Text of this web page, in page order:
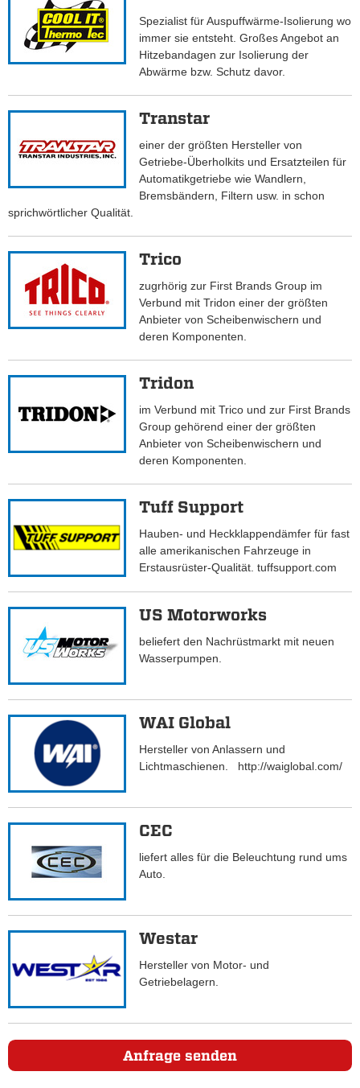
Spezialist für Auspuffwärme-Isolierung wo
immer sie entsteht. Großes Angebot an
Hitzebandagen zur Isolierung der
Abwärme bzw. Schutz davor.
Transtar
einer der größten Hersteller von
Getriebe-Überholkits und Ersatzteilen für
Automatikgetriebe wie Wandlern,
Bremsbändern, Filtern usw. in schon
sprichwörtlicher Qualität.
Trico
zugrhörig zur First Brands Group im
Verbund mit Tridon einer der größten
Anbieter von Scheibenwischern und
deren Komponenten.
Tridon
im Verbund mit Trico und zur First Brands
Group gehörend einer der größten
Anbieter von Scheibenwischern und
deren Komponenten.
Tuff Support
Hauben- und Heckklappendämfer für fast
alle amerikanischen Fahrzeuge in
Erstausrüster-Qualität. tuffsupport.com
US Motorworks
beliefert den Nachrüstmarkt mit neuen
Wasserpumpen.
WAI Global
Hersteller von Anlassern und
Lichtmaschienen. http://waiglobal.com/
CEC
liefert alles für die Beleuchtung rund ums
Auto.
Westar
Hersteller von Motor- und
Getriebelagern.
Anfrage senden